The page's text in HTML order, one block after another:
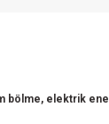
elektrik